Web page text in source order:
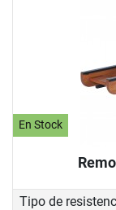
En Stock
Tipo de